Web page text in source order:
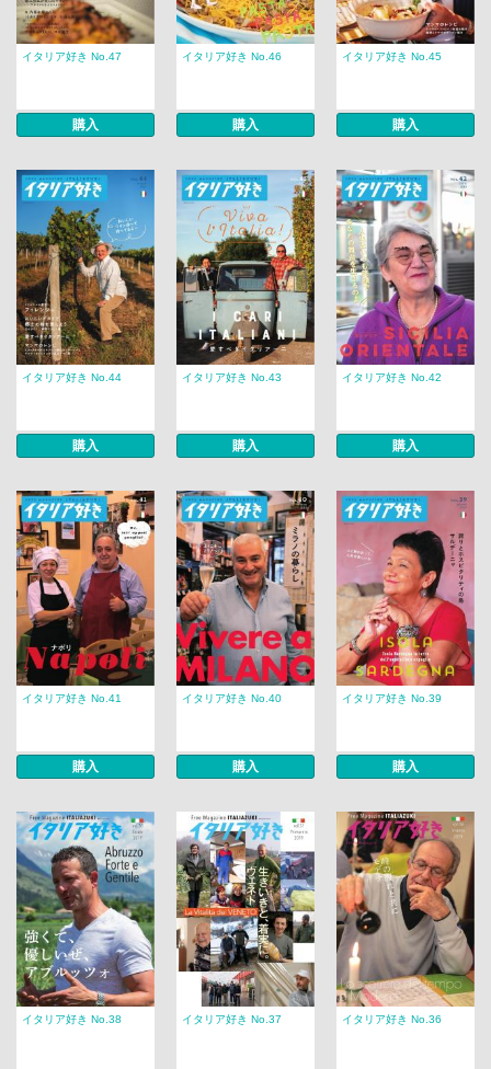
イタリア好き No.47
購入
イタリア好き No.46
購入
イタリア好き No.45
購入
イタリア好き No.44
購入
イタリア好き No.43
購入
イタリア好き No.42
購入
イタリア好き No.41
購入
イタリア好き No.40
購入
イタリア好き No.39
購入
イタリア好き No.38 イタリア好き No.37 イタリア好き No.36